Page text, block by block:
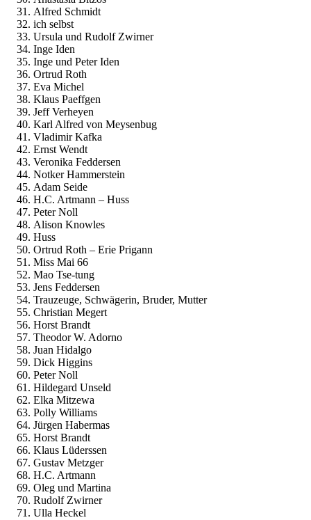
Alfred Schmidt
ich selbst
Ursula und Rudolf Zwirner
Inge Iden
Inge und Peter Iden
Ortrud Roth
Eva Michel
Klaus Paeffgen
Jeff Verheyen
Karl Alfred von Meysenbug
Vladimir Kafka
Ernst Wendt
Veronika Feddersen
Notker Hammerstein
Adam Seide
H.C. Artmann – Huss
Peter Noll
Alison Knowles
Huss
Ortrud Roth – Erie Prigann
Miss Mai 66
Mao Tse-tung
Jens Feddersen
Trauzeuge, Schwägerin, Bruder, Mutter
Christian Megert
Horst Brandt
Theodor W. Adorno
Juan Hidalgo
Dick Higgins
Peter Noll
Hildegard Unseld
Elka Mitzewa
Polly Williams
Jürgen Habermas
Horst Brandt
Klaus Lüderssen
Gustav Metzger
H.C. Artmann
Oleg und Martina
Rudolf Zwirner
Ulla Heckel